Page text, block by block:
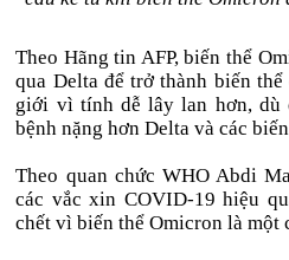
Theo Hãng tin AFP, biến thể
qua Delta để trở thành biến
giới vì tính dễ lây lan hơn, dù
bệnh nặng hơn Delta và các
Theo quan chức WHO Abdi
các vắc xin COVID-19 hiệu
chết vì biến thể Omicron là một